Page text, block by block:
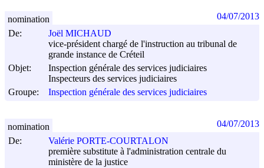
De:
Joël MICHAUD
vice-président chargé de l'instruction au tribunal de
grande instance de Créteil
Objet:
Inspection générale des services judiciaires
Inspecteurs des services judiciaires
Groupe:
Inspection générale des services judiciaires
nomination 04/07/2013
De:
Valérie PORTE-COURTALON
première substitute à l'administration centrale du
ministère de la justice
nomination 04/07/2013